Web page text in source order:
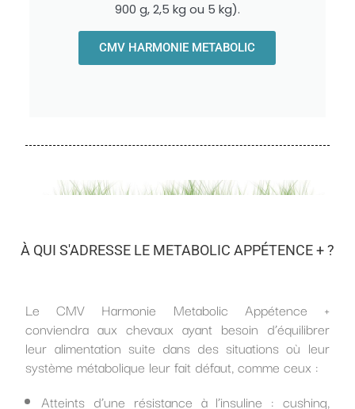
900 g, 2,5 kg ou 5 kg).
CMV HARMONIE METABOLIC
À QUI S'ADRESSE LE METABOLIC APPÉTENCE + ?
Le CMV Harmonie Metabolic Appétence +
conviendra aux chevaux ayant besoin d’équilibrer
leur alimentation suite dans des situations où leur
système métabolique leur fait défaut, comme ceux :
Atteints d’une résistance à l’insuline : cushing,